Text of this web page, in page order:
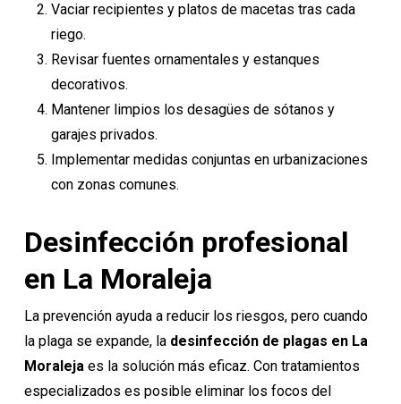
Vaciar recipientes y platos de macetas tras cada
riego.
Revisar fuentes ornamentales y estanques
decorativos.
Mantener limpios los desagües de sótanos y
garajes privados.
Implementar medidas conjuntas en urbanizaciones
con zonas comunes.
Desinfección profesional
en La Moraleja
La prevención ayuda a reducir los riesgos, pero cuando
la plaga se expande, la desinfección de plagas en La
Moralejaes la solución más eficaz. Con tratamientos
especializados es posible eliminar los focos del